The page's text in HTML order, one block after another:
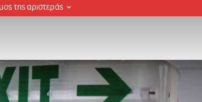
της αριστεράς